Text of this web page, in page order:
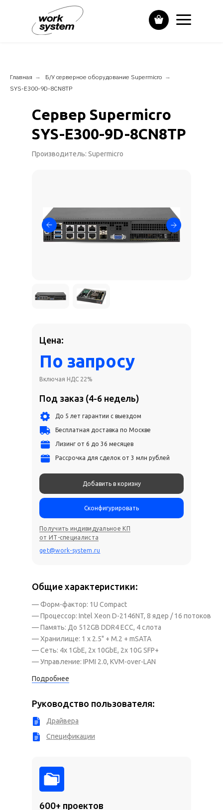
Главная → Б/У серверное оборудование Supermicro →
SYS-E300-9D-8CN8TP
Сервер Supermicro
SYS-E300-9D-8CN8TP
Производитель: Supermicro
— Форм-фактор: 1U Compact
— Процессор: Intel Xeon D-2146NT, 8 ядер / 16 потоков
— Память: До 512GB DDR4 ECC, 4 слота
— Хранилище: 1 x 2.5" + M.2 + mSATA
— Сеть: 4x 1GbE, 2x 10GbE, 2x 10G SFP+
— Управление: IPMI 2.0, KVM-over-LAN
Драйвера
Спецификации
Подробнее
Общие характеристики:
Руководство пользователя:
Цена:
Под заказ (4-6 недель)
По запросу
Включая НДС 22%
До 5 лет гарантии с выездом
Получить индивидуальное КП
от ИТ-специалиста
get@work-system.ru
Бесплатная доставка по Москве
Лизинг от 6 до 36 месяцев
Рассрочка для сделок от 3 млн рублей
Добавить в коризну
Сконфигурировать
600+ проектов